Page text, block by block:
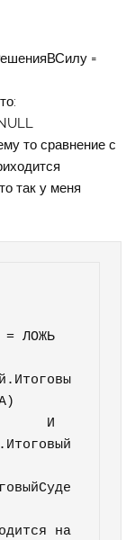
=
то сравнение с
так у меня
= ЛОЖЬ